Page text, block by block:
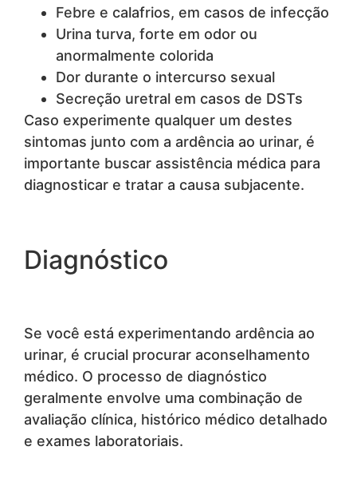
Febre e calafrios, em casos de infecção
Urina turva, forte em odor ou
anormalmente colorida
Dor durante o intercurso sexual
Secreção uretral em casos de DSTs
Caso experimente qualquer um destes
sintomas junto com a ardência ao urinar, é
importante buscar assistência médica para
diagnosticar e tratar a causa subjacente.
Diagnóstico
Se você está experimentando ardência ao
urinar, é crucial procurar aconselhamento
médico. O processo de diagnóstico
geralmente envolve uma combinação de
avaliação clínica, histórico médico detalhado
e exames laboratoriais.